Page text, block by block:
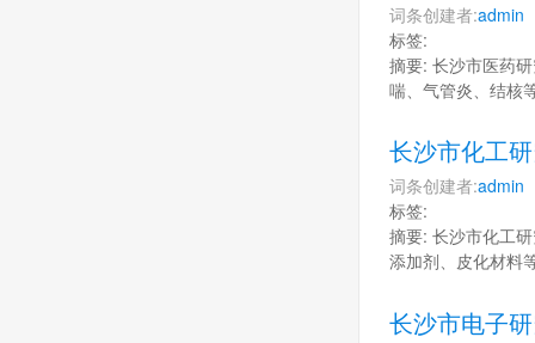
词条创建者:admin
标签:
摘要: 长沙市医药
喘、气管炎、结核
长沙市化工
词条创建者:admin
标签:
摘要: 长沙市化工
添加剂、皮化材料
长沙市电子